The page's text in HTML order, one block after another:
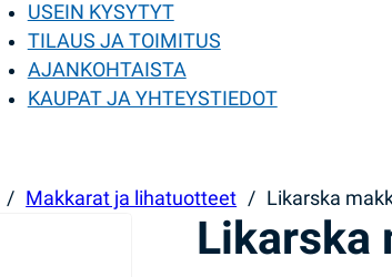
USEIN KYSYTYT
TILAUS JA TOIMITUS
AJANKOHTAISTA
KAUPAT JA YHTEYSTIEDOT
/ Makkarat ja lihatuotteet / Likarska
Likarska